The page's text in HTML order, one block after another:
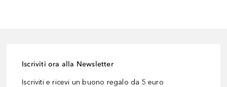
Iscriviti ora alla Newsletter
Iscriviti e ricevi un buono regalo da 5 euro